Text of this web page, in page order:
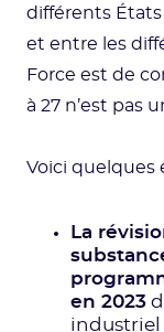
différents
et entre les
Force est de
à 27 n’est pas
Voici quelques
La
en 2023
industriel